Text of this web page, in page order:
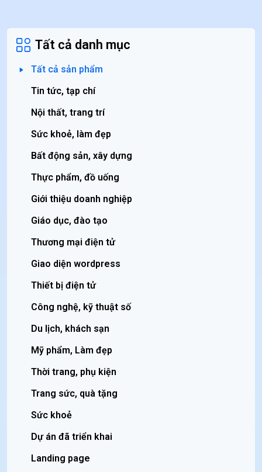
Tất cả danh mục
Tất cả sản phẩm
Tin tức, tạp chí
Nội thất, trang trí
Sức khoẻ, làm đẹp
Bất động sản, xây dựng
Thực phẩm, đồ uống
Giới thiệu doanh nghiệp
Giáo dục, đào tạo
Thương mại điện tử
Giao diện wordpress
Thiết bị điện tử
Công nghệ, kỹ thuật số
Du lịch, khách sạn
Mỹ phẩm, Làm đẹp
Thời trang, phụ kiện
Trang sức, quà tặng
Sức khoẻ
Dự án đã triển khai
Landing page